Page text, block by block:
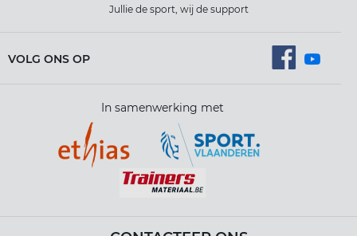
Jullie de sport, wij de support
VOLG ONS OP
In samenwerking met